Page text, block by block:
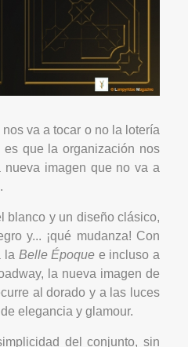
va a tocar o no la lotería
que la organización nos
nueva imagen que no va a
blanco y un diseño clásico,
y... ¡qué mudanza! Con
la Belle Époque e incluso a
la nueva imagen de
al dorado y a las luces
elegancia y glamour.
del conjunto, sin